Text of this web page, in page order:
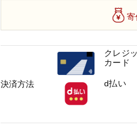
寄
決済方法
クレジ
カード
d払い